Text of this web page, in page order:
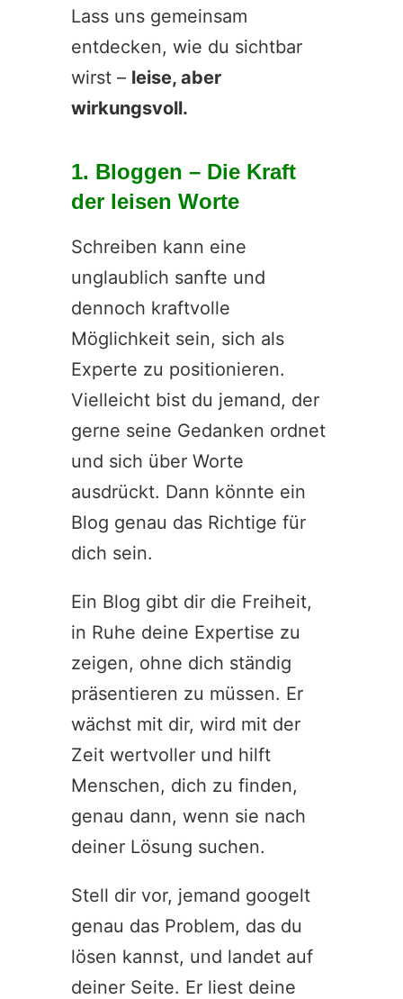
Lass uns gemeinsam
entdecken, wie du sichtbar
wirst – leise, aber
wirkungsvoll.
1. Bloggen – Die Kraft
der leisen Worte
Schreiben kann eine
unglaublich sanfte und
dennoch kraftvolle
Möglichkeit sein, sich als
Experte zu positionieren.
Vielleicht bist du jemand, der
gerne seine Gedanken ordnet
und sich über Worte
ausdrückt. Dann könnte ein
Blog genau das Richtige für
dich sein.
Ein Blog gibt dir die Freiheit,
in Ruhe deine Expertise zu
zeigen, ohne dich ständig
präsentieren zu müssen. Er
wächst mit dir, wird mit der
Zeit wertvoller und hilft
Menschen, dich zu finden,
genau dann, wenn sie nach
deiner Lösung suchen.
Stell dir vor, jemand googelt
genau das Problem, das du
lösen kannst, und landet auf
deiner Seite. Er liest deine